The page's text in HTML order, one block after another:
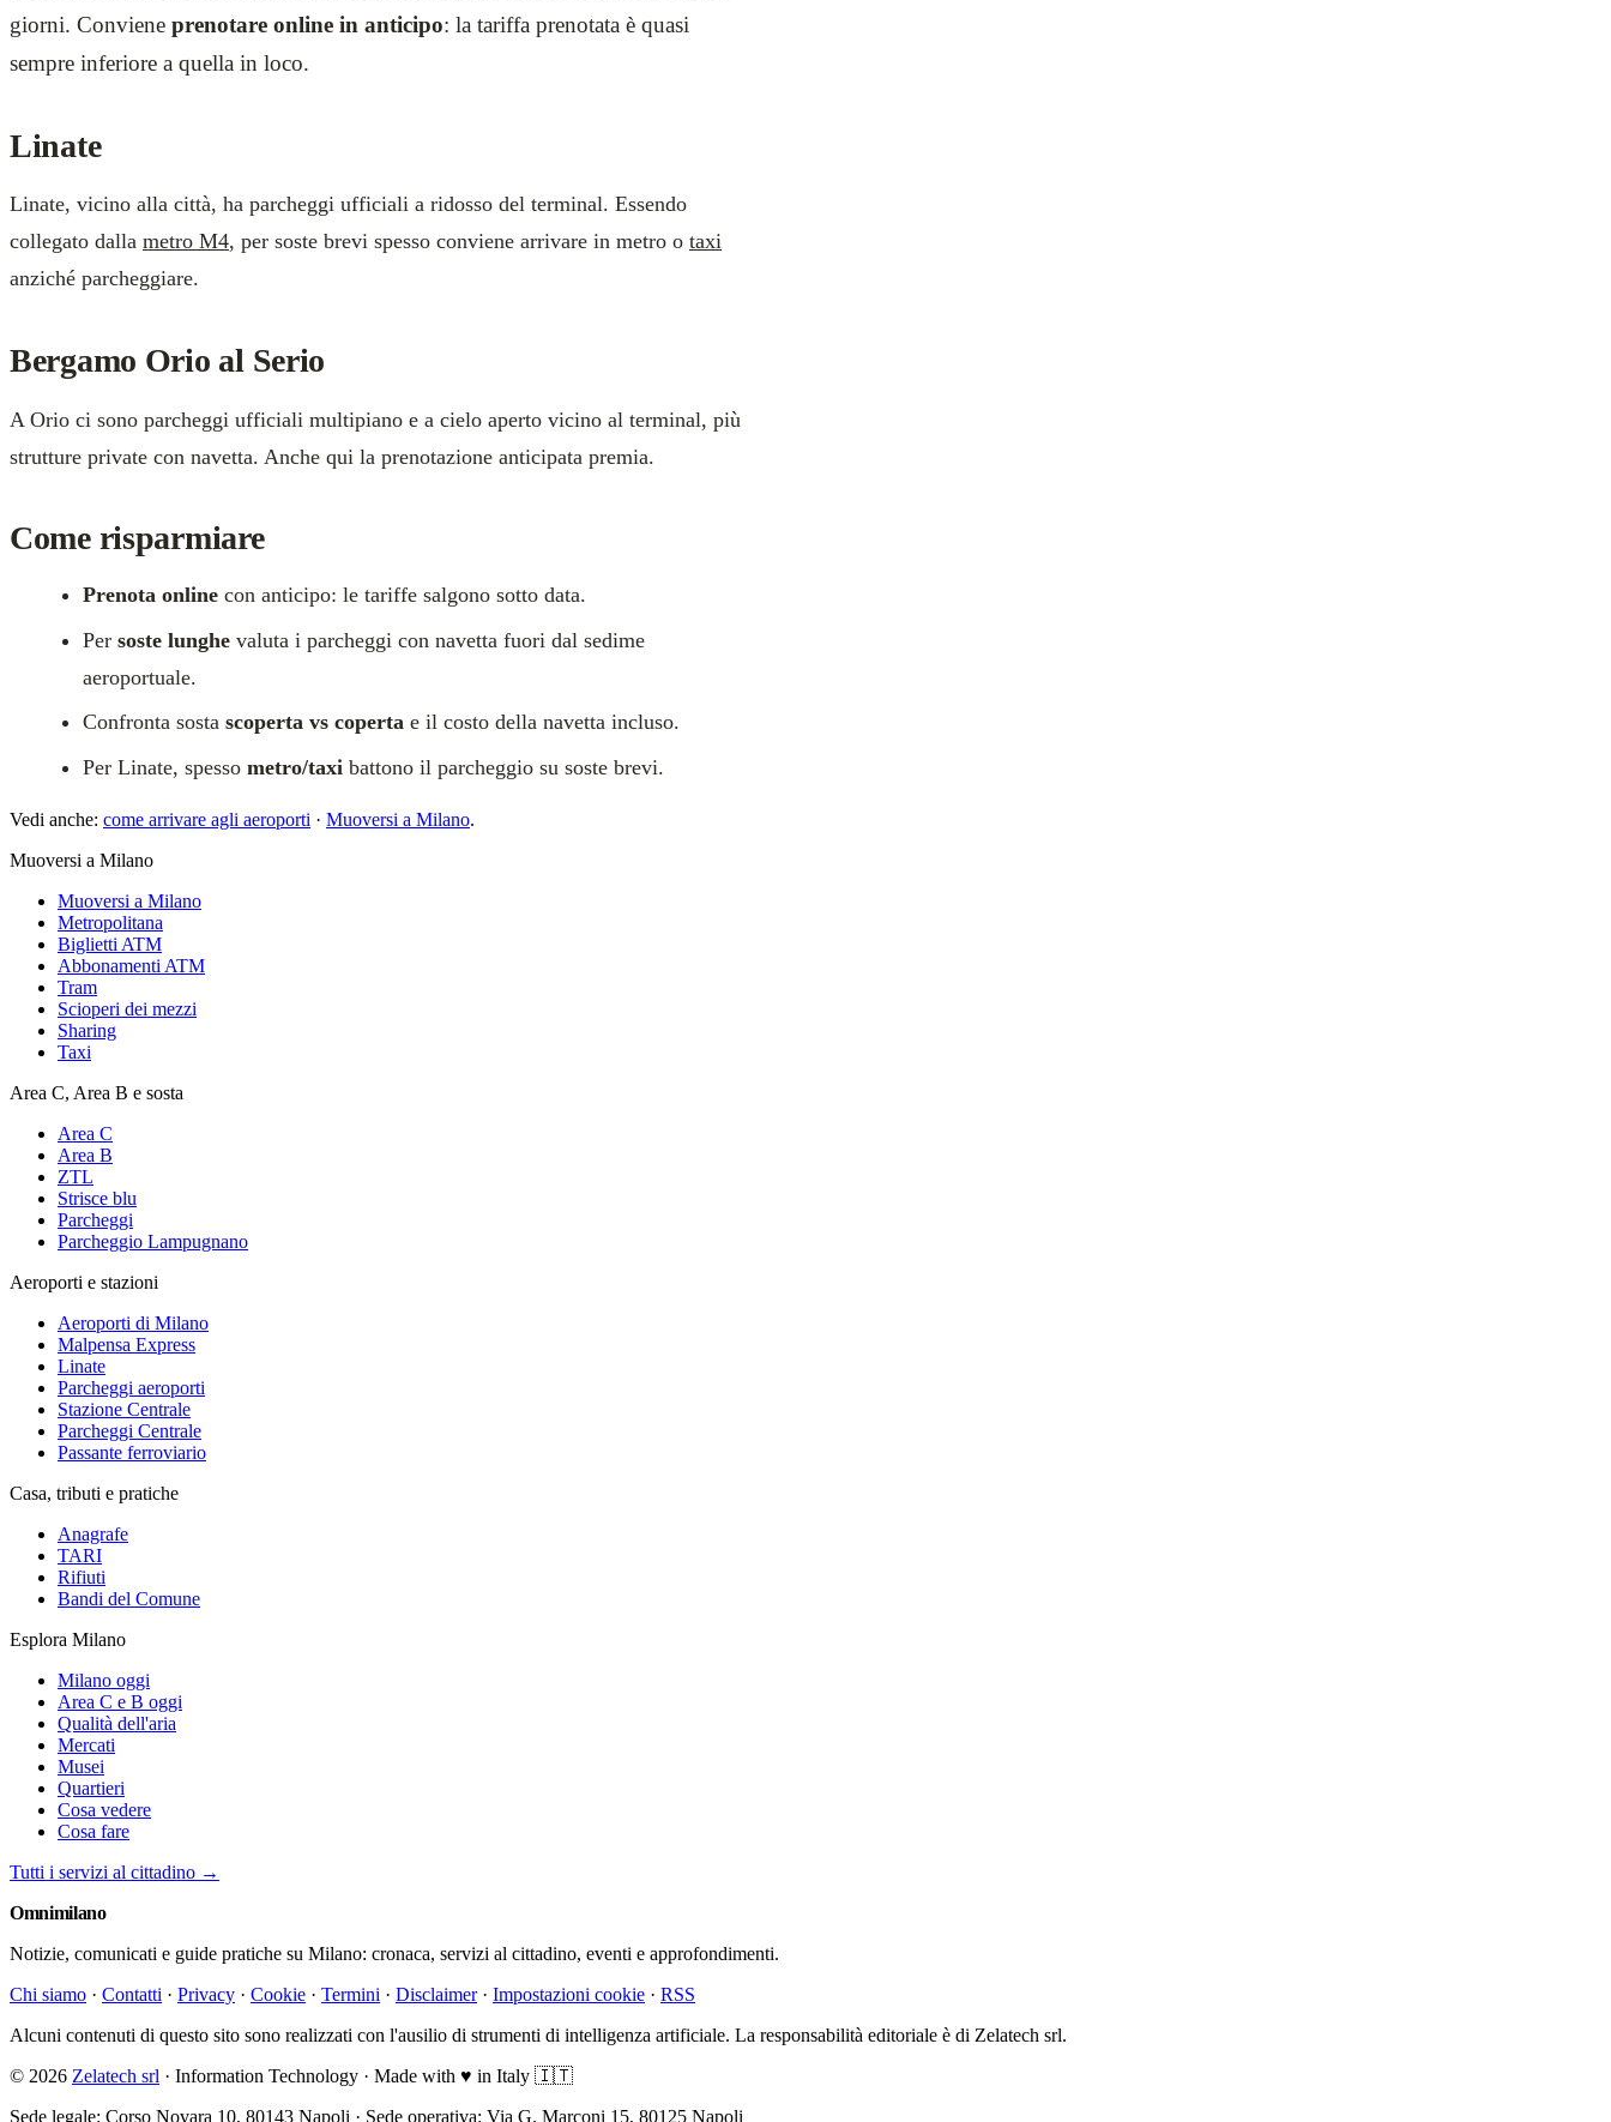
giorni. Conviene prenotare online in anticipo: la tariffa prenotata è quasi
sempre inferiore a quella in loco.
Linate
Linate, vicino alla città, ha parcheggi ufficiali a ridosso del terminal. Essendo
collegato dalla metro M4, per soste brevi spesso conviene arrivare in metro o taxi
anziché parcheggiare.
Bergamo Orio al Serio
A Orio ci sono parcheggi ufficiali multipiano e a cielo aperto vicino al terminal, più
strutture private con navetta. Anche qui la prenotazione anticipata premia.
Come risparmiare
Prenota onlinecon anticipo: le tariffe salgono sotto data.
Per soste lunghevaluta i parcheggi con navetta fuori dal sedime
aeroportuale.
Confronta sosta scoperta vs copertae il costo della navetta incluso.
Per Linate, spesso metro/taxi battono il parcheggio su soste brevi.
Vedi anche: come arrivare agli aeroporti · Muoversi a Milano.
Muoversi a Milano
Muoversi a Milano
Metropolitana
Biglietti ATM
Abbonamenti ATM
Tram
Scioperi dei mezzi
Sharing
Taxi
Area C, Area B e sosta
Area C
Area B
ZTL
Strisce blu
Parcheggi
Parcheggio Lampugnano
Aeroporti e stazioni
Aeroporti di Milano
Malpensa Express
Linate
Parcheggi aeroporti
Stazione Centrale
Parcheggi Centrale
Passante ferroviario
Casa, tributi e pratiche
Anagrafe
TARI
Rifiuti
Bandi del Comune
Esplora Milano
Milano oggi
Area C e B oggi
Qualità dell'aria
Mercati
Musei
Quartieri
Cosa vedere
Cosa fare
Tutti i servizi al cittadino →
Omnimilano
Notizie, comunicati e guide pratiche su Milano: cronaca, servizi al cittadino, eventi e approfondimenti.
Chi siamo · Contatti · Privacy · Cookie · Termini · Disclaimer · Impostazioni cookie · RSS
Alcuni contenuti di questo sito sono realizzati con l'ausilio di strumenti di intelligenza artificiale. La responsabilità editoriale è di Zelatech srl.
© 2026 Zelatech srl · Information Technology · Made with ♥ in Italy 🇮🇹
Sede legale: Corso Novara 10, 80143 Napoli · Sede operativa: Via G. Marconi 15, 80125 Napoli